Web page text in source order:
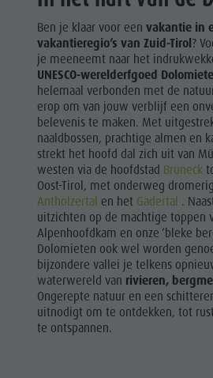
DOLOMIETEN
BEZIENSWAARDIGHEDEN
FAMILIE &
KINDEREN
EVENEMENTEN
Het Pustertal
Zuid-Tirol
Evenementen
Gids A-Z
Ben je klaar voor eenvakantie in
vakantieregio’s van Zuid-Tirol?
je meeneemt naar het
UNESCO-werelderfgoed
helemaal verbonden met de
erop om van jouw verblijf een
belevenis te maken. Met
naaldbossen, prachtige almen en
strekt het hoofd dal zich uit van
westen via de hoofdstad Bruneck
Oost-Tirol, met onderweg
Antholzertal en het Gadertal .
uitzichten op de machtige toppen
Alpenhoofdkam en onze ‘bleke
Dolomieten ook wel worden
bijzondere vallei je telkens
waterwereld van rivieren,
Ongerepte natuur en een
uitnodigt om te ontdekken, tot
te ontspannen.